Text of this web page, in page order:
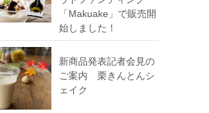
「Makuake」で販売開
始しました！
新商品発表記者会見の
ご案内 栗きんとんシ
ェイク